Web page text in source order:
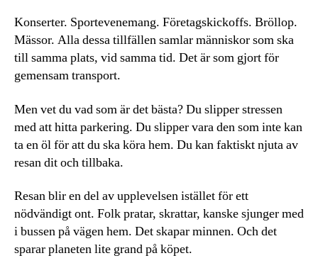
Konserter. Sportevenemang. Företagskickoffs. Bröllop.
Mässor. Alla dessa tillfällen samlar människor som ska
till samma plats, vid samma tid. Det är som gjort för
gemensam transport.
Men vet du vad som är det bästa? Du slipper stressen
med att hitta parkering. Du slipper vara den som inte kan
ta en öl för att du ska köra hem. Du kan faktiskt njuta av
resan dit och tillbaka.
Resan blir en del av upplevelsen istället för ett
nödvändigt ont. Folk pratar, skrattar, kanske sjunger med
i bussen på vägen hem. Det skapar minnen. Och det
sparar planeten lite grand på köpet.